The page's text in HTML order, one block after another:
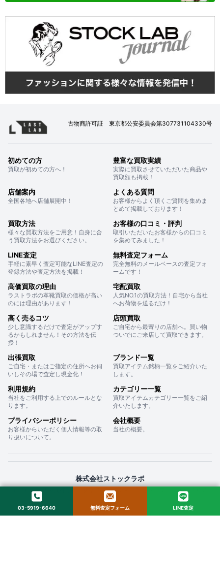
古物商許可証 東京都公安委員会第307731104330号
初めての方
買取が初めての方へ！
豊富な買取実績
実際に買取させていただいた商品や
買取額も掲載！
店舗案内
全国各地へ店舗展開中！
よくある質問
お客様からよく頂くご質問を集めま
とめて掲載しております！
買取方法
様々な買取方法をご用意！自身に合
う買取方法をお選びください。
お客様の口コミ・評判
取引いただいたお客様からの口コミ
を集めてみました！
LINE査定
手軽に素早く査定可能なLINE査定の
登録方法や査定方法を掲載！
無料査定フォーム
完全無料のメールベースの査定フォ
ームです！
高価買取の理由
ラストラボの革靴買取の価格が高い
のには理由があります！
宅配買取
人気NO.1の買取方法！自宅から当社
へお荷物を送るだけ！
高く売るコツ
少し意識するだけで査定がアップす
るかもしれません！その方法を伝
授！
店頭買取
ご自宅から最寄りの店舗へ。買い物
ついでにご来店して買取できます。
出張買取
ご自宅・またはご指定の住所へお伺
いしその場で査定し現金化！
ブランド一覧
買取アイテム銘柄一覧をご紹介いた
します。
利用規約
当社をご利用する上でのルールとな
ります。
カテゴリー一覧
買取アイテムカテゴリー一覧をご紹
介いたします。
プライバシーポリシー
お客様からいただく個人情報等の取
り扱いについて。
会社概要
当社の概要。
株式会社ストックラボ
〒160-0022 東京都新宿区新宿２丁目１２−１６ セントフォービル ２０３
© 2025 StockLab. All Rights Reserved.
03-5919-6640 無料査定フォーム LINE査定